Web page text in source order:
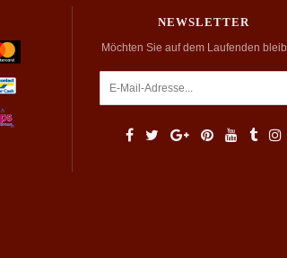
NEWSLETTER
Möchten Sie auf dem Laufenden